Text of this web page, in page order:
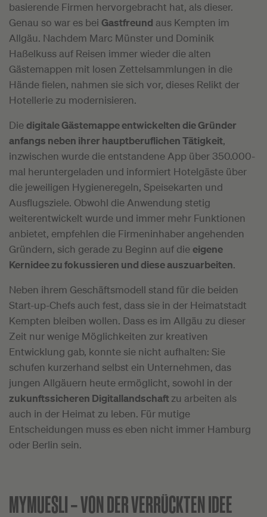
basierende Firmen hervorgebracht hat, als dieser.
Genau so war es bei Gastfreund aus Kempten im
Allgäu. Nachdem Marc Münster und Dominik
Haßelkuss auf Reisen immer wieder die alten
Gästemappen mit losen Zettelsammlungen in die
Hände fielen, nahmen sie sich vor, dieses Relikt der
Hotellerie zu modernisieren.
Diedigitale Gästemappe entwickelten die Gründer
anfangs neben ihrer hauptberuflichen Tätigkeit,
inzwischen wurde die entstandene App über 350.000-
mal heruntergeladen und informiert Hotelgäste über
die jeweiligen Hygieneregeln, Speisekarten und
Ausflugsziele. Obwohl die Anwendung stetig
weiterentwickelt wurde und immer mehr Funktionen
anbietet, empfehlen die Firmeninhaber angehenden
Gründern, sich gerade zu Beginn auf dieeigene
Kernidee zu fokussieren und diese auszuarbeiten.
Neben ihrem Geschäftsmodell stand für die beiden
Start-up-Chefs auch fest, dass sie in der Heimatstadt
Kempten bleiben wollen. Dass es im Allgäu zu dieser
Zeit nur wenige Möglichkeiten zur kreativen
Entwicklung gab, konnte sie nicht aufhalten: Sie
schufen kurzerhand selbst ein Unternehmen, das
jungen Allgäuern heute ermöglicht, sowohl in der
zukunftssicheren Digitallandschaftzu arbeiten als
auch in der Heimat zu leben. Für mutige
Entscheidungen muss es eben nicht immer Hamburg
oder Berlin sein.
MYMUESLI –VON DER VERRÜCKTEN IDEE